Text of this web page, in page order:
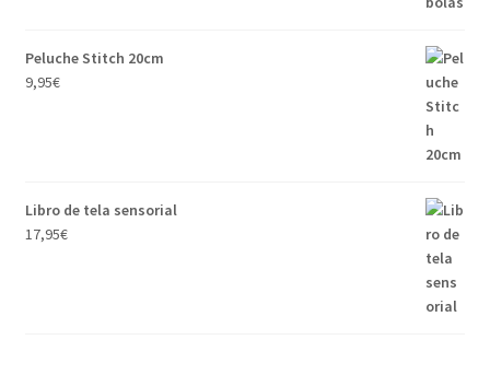
Peluche Stitch 20cm
9,95€
Libro de tela sensorial
17,95€